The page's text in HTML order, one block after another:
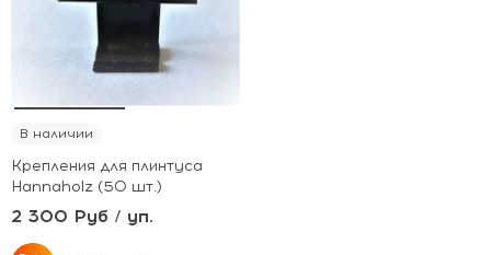
В наличии
Крепления для плинтуса
Hannaholz (50 шт.)
2 300 Руб / уп.